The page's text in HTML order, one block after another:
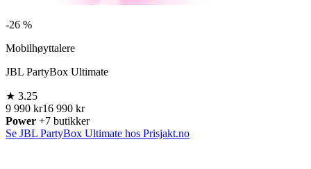
-26 %
Mobilhøyttalere
JBL PartyBox Ultimate
★ 3.25
9 990 kr16 990 kr
Power +7 butikker
Se JBL PartyBox Ultimate hos Prisjakt.no